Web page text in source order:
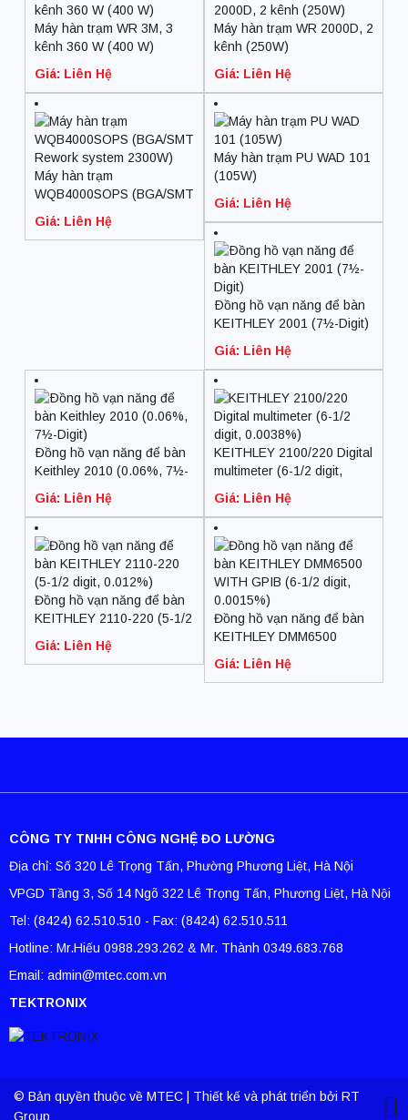
Máy hàn trạm WR 3M, 3
kênh 360 W (400 W)
Giá: Liên Hệ
Máy hàn trạm WR 2000D, 2
kênh (250W)
Giá: Liên Hệ
Máy hàn trạm
WQB4000SOPS (BGA/SMT
Rework system 2300W)
Giá: Liên Hệ
Máy hàn trạm PU WAD 101
(105W)
Giá: Liên Hệ
Ðồng hồ vạn năng để bàn
KEITHLEY 2001 (7½-Digit)
Giá: Liên Hệ
Ðồng hồ vạn năng để bàn
Keithley 2010 (0.06%, 7½-
Digit)
Giá: Liên Hệ
KEITHLEY 2100/220 Digital
multimeter (6-1/2 digit,
0.0038%)
Giá: Liên Hệ
Đồng hồ vạn năng để bàn
KEITHLEY 2110-220 (5-1/2
digit, 0.012%)
Giá: Liên Hệ
Đồng hồ vạn năng để bàn
KEITHLEY DMM6500
WITH GPIB (6-1/2 digit,
0.0015%)
Giá: Liên Hệ
CÔNG TY TNHH CÔNG NGHỆ ĐO LƯỜNG
Địa chỉ: Số 320 Lê Trọng Tấn, Phường Phương Liệt, Hà Nội
VPGD Tầng 3, Số 14 Ngõ 322 Lê Trọng Tấn, Phương Liệt, Hà Nội
Tel: (8424) 62.510.510 - Fax: (8424) 62.510.511
Hotline: Mr.Hiếu 0988.293.262 & Mr. Thành 0349.683.768
Email: admin@mtec.com.vn
TEKTRONIX
© Bản quyền thuộc về MTEC | Thiết kế và phát triển bởi RT
Group